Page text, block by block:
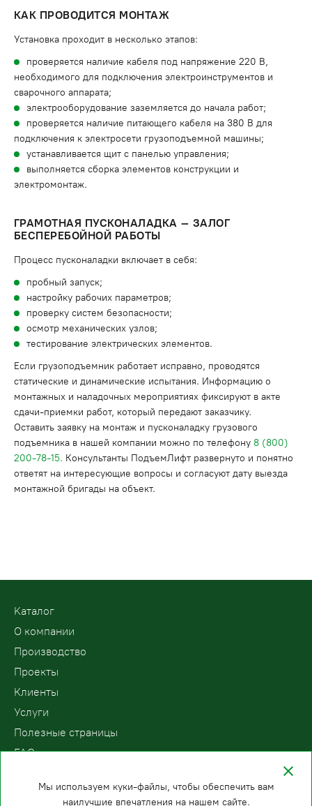
КАК ПРОВОДИТСЯ МОНТАЖ
Установка проходит в несколько этапов:
проверяется наличие кабеля под напряжение 220 В,
необходимого для подключения электроинструментов и
сварочного аппарата;
электрооборудование заземляется до начала работ;
проверяется наличие питающего кабеля на 380 В для
подключения к электросети грузоподъемной машины;
устанавливается щит с панелью управления;
выполняется сборка элементов конструкции и
электромонтаж.
ГРАМОТНАЯ ПУСКОНАЛАДКА – ЗАЛОГ
БЕСПЕРЕБОЙНОЙ РАБОТЫ
Процесс пусконаладки включает в себя:
пробный запуск;
настройку рабочих параметров;
проверку систем безопасности;
осмотр механических узлов;
тестирование электрических элементов.
Если грузоподъемник работает исправно, проводятся
статические и динамические испытания. Информацию о
монтажных и наладочных мероприятиях фиксируют в акте
сдачи-приемки работ, который передают заказчику.
Оставить заявку на монтаж и пусконаладку грузового
подъемника в нашей компании можно по телефону 8 (800)
200-78-15. Консультанты ПодъемЛифт развернуто и понятно
ответят на интересующие вопросы и согласуют дату выезда
монтажной бригады на объект.
Kаталог
О компании
Производство
Проекты
Клиенты
Услуги
Полезные страницы
FAQ
Мы используем куки-файлы, чтобы обеспечить вам
наилучшие впечатления на нашем сайте.